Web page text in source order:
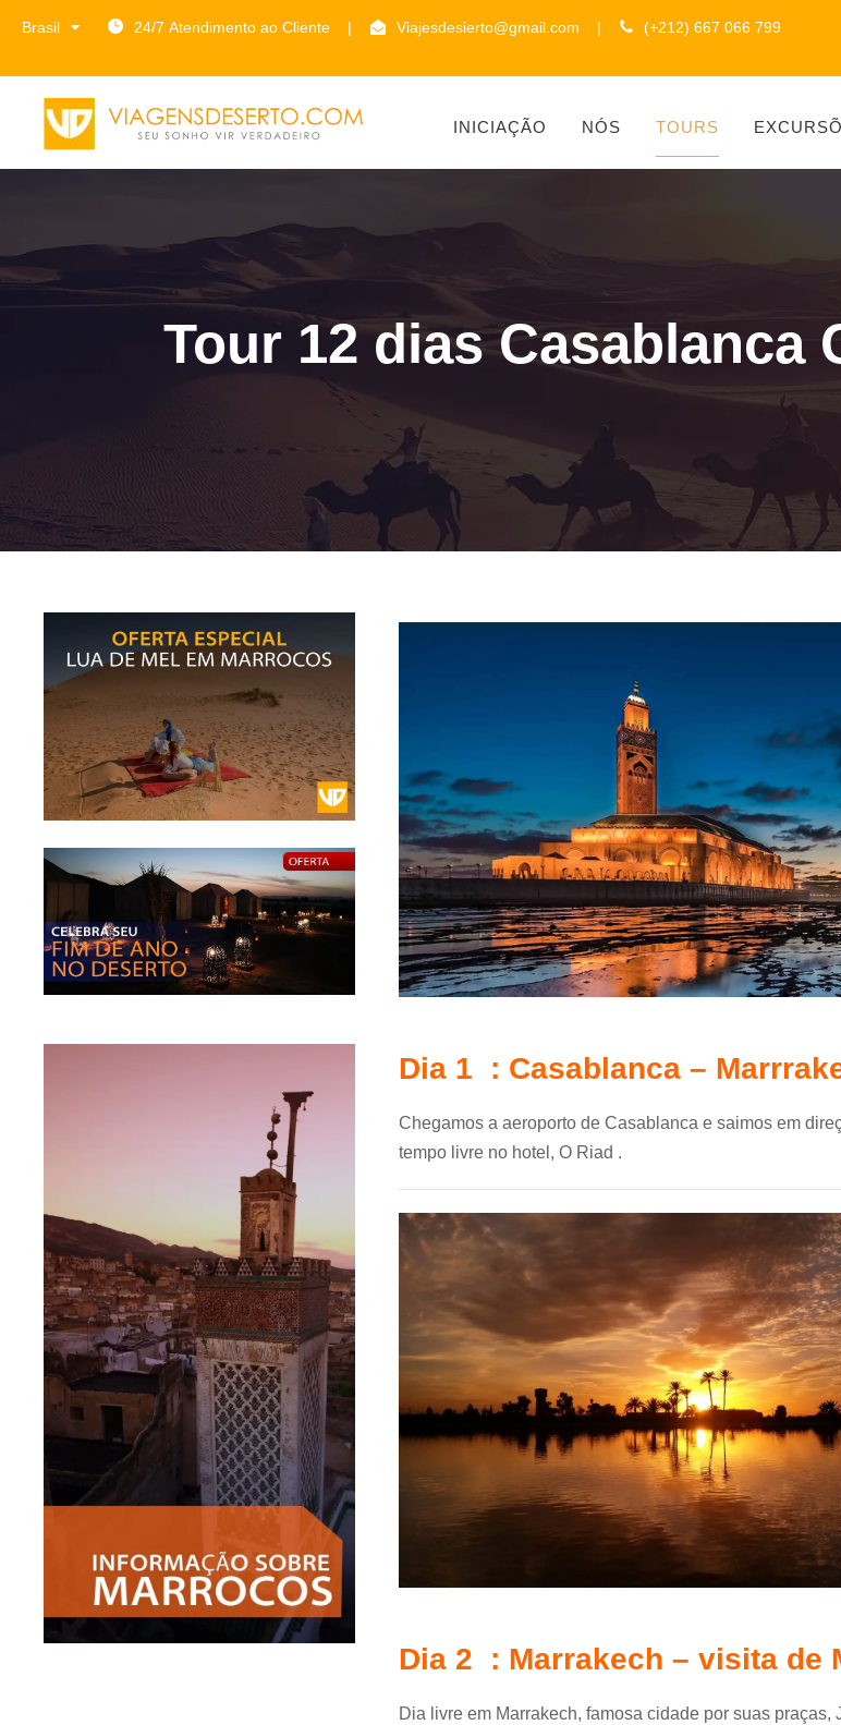
Brasil 24/7 Atendimento ao Cliente | Viajesdesierto@gmail.com | (+212) 667 066 799
INICIAÇÃO NÓS TOURS
Tour 12 dias Casablanca
Dia 1 : Casablanca –
Chegamos a aeroporto de Casablanca e saimos em
tempo livre no hotel, O Riad .
Dia 2 : Marrakech – visita de
Dia livre em Marrakech, famosa cidade por suas praças,